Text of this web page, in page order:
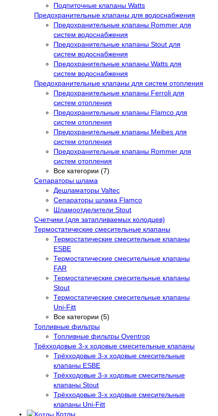
Подпиточные клапаны Watts
Предохранительные клапаны для водоснабжения
Предохранительные клапаны Rommer для
систем водоснабжения
Предохранительные клапаны Stout для
систем водоснабжения
Предохранительные клапаны Watts для
систем водоснабжения
Предохранительные клапаны для систем отопления
Предохранительные клапаны Ferroli для
систем отопления
Предохранительные клапаны Flamco для
систем отопления
Предохранительные клапаны Meibes для
систем отопления
Предохранительные клапаны Rommer для
систем отопления
Все категории (7)
Сепараторы шлама
Дешламаторы Valtec
Сепараторы шлама Flamco
Шламоотделители Stout
Счетчики (для затапливаемых колодцев)
Термостатические смесительные клапаны
Термостатические смесительные клапаны
ESBE
Термостатические смесительные клапаны
FAR
Термостатические смесительные клапаны
Stout
Термостатические смесительные клапаны
Uni-Fitt
Все категории (5)
Топливные фильтры
Топливные фильтры Oventrop
Трёхходовые 3-х ходовые смесительные клапаны
Трёхходовые 3-х ходовые смесительные
клапаны ESBE
Трёхходовые 3-х ходовые смесительные
клапаны Stout
Трёхходовые 3-х ходовые смесительные
клапаны Uni-Fitt
Котлы